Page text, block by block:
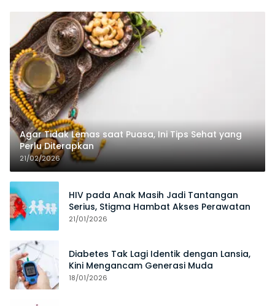
Agar Tidak Lemas saat Puasa, Ini Tips Sehat yang
Perlu Diterapkan
21/02/2026
HIV pada Anak Masih Jadi Tantangan
Serius, Stigma Hambat Akses Perawatan
21/01/2026
Diabetes Tak Lagi Identik dengan Lansia,
Kini Mengancam Generasi Muda
18/01/2026